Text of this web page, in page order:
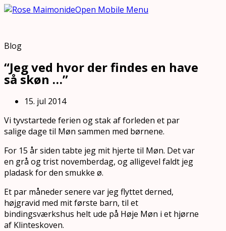
Open Mobile Menu
Blog
“Jeg ved hvor der findes en have
så skøn …”
15. jul 2014
Vi tyvstartede ferien og stak af forleden et par
salige dage til Møn sammen med børnene.
For 15 år siden tabte jeg mit hjerte til Møn. Det var
en grå og trist novemberdag, og alligevel faldt jeg
pladask for den smukke ø.
Et par måneder senere var jeg flyttet derned,
højgravid med mit første barn, til et
bindingsværkshus helt ude på Høje Møn i et hjørne
af Klinteskoven.